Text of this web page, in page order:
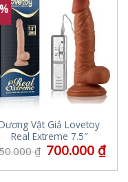
Vật Giả Lovetoy
Real Extreme 7.5″
₫ 700.000 ₫